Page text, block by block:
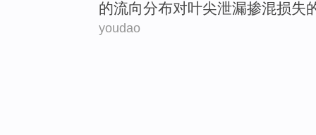
的流向分布对叶尖泄漏掺混损失
youdao